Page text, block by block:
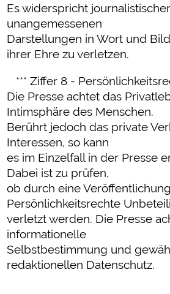
Es widerspricht
unangemessenen
Darstellungen in Wort und
ihrer Ehre zu verletzen.
*** Ziffer 8 -
Die Presse achtet das
Intimsphäre des Menschen.
Berührt jedoch das private
Interessen, so kann
es im Einzelfall in der Presse
Dabei ist zu prüfen,
ob durch eine Veröffentlichung
Persönlichkeitsrechte
verletzt werden. Die Presse
informationelle
Selbstbestimmung und
redaktionellen Datenschutz.